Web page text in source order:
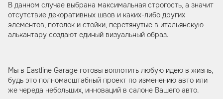
В данном случае выбрана максимальная строгость, а значит
отсутствие декоративных швов и каких-либо других
элементов, потолок и стойки, перетянутые в итальянскую
алькантару создают единый визуальный образ.
Мы в Eastline Garage готовы воплотить любую идею в жизнь,
будь это полномасштабный проект по изменению авто или
же череда небольших, инноваций в салоне Вашего авто.